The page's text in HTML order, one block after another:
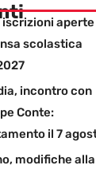
iscrizioni aperte
scolastica
incontro con
Conte:
il 7
modifiche alla